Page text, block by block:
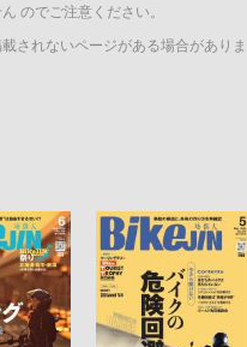
のでご注意ください。
されないページがある場合がありま